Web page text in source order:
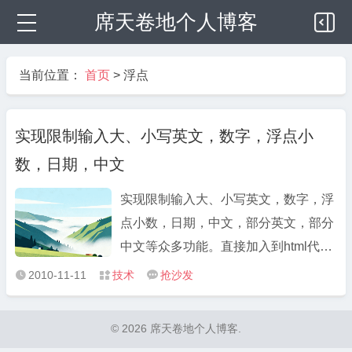
席天卷地个人博客
当前位置： 首页 > 浮点
实现限制输入大、小写英文，数字，浮点小
数，日期，中文
实现限制输入大、小写英文，数字，浮
点小数，日期，中文，部分英文，部分
中文等众多功能。直接加入到html代码
中即可使用。 function regInput(obj,
reg, inputStr) { var docSel =
 2010-11-11  技术  抢沙发
© 2026 席天卷地个人博客.